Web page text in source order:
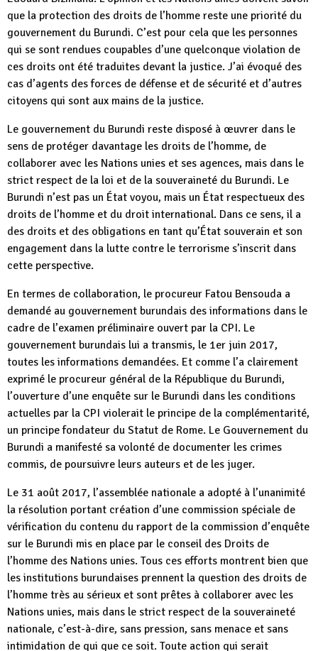
que la protection des droits de l’homme reste une priorité du
gouvernement du Burundi. C’est pour cela que les personnes
qui se sont rendues coupables d’une quelconque violation de
ces droits ont été traduites devant la justice. J’ai évoqué des
cas d’agents des forces de défense et de sécurité et d’autres
citoyens qui sont aux mains de la justice.
Le gouvernement du Burundi reste disposé à œuvrer dans le
sens de protéger davantage les droits de l’homme, de
collaborer avec les Nations unies et ses agences, mais dans le
strict respect de la loi et de la souveraineté du Burundi. Le
Burundi n’est pas un État voyou, mais un État respectueux des
droits de l’homme et du droit international. Dans ce sens, il a
des droits et des obligations en tant qu’État souverain et son
engagement dans la lutte contre le terrorisme s’inscrit dans
cette perspective.
En termes de collaboration, le procureur Fatou Bensouda a
demandé au gouvernement burundais des informations dans le
cadre de l’examen préliminaire ouvert par la CPI. Le
gouvernement burundais lui a transmis, le 1er juin 2017,
toutes les informations demandées. Et comme l’a clairement
exprimé le procureur général de la République du Burundi,
l’ouverture d’une enquête sur le Burundi dans les conditions
actuelles par la CPI violerait le principe de la complémentarité,
un principe fondateur du Statut de Rome. Le Gouvernement du
Burundi a manifesté sa volonté de documenter les crimes
commis, de poursuivre leurs auteurs et de les juger.
Le 31 août 2017, l’assemblée nationale a adopté à l’unanimité
la résolution portant création d’une commission spéciale de
vérification du contenu du rapport de la commission d’enquête
sur le Burundi mis en place par le conseil des Droits de
l’homme des Nations unies. Tous ces efforts montrent bien que
les institutions burundaises prennent la question des droits de
l’homme très au sérieux et sont prêtes à collaborer avec les
Nations unies, mais dans le strict respect de la souveraineté
nationale, c’est-à-dire, sans pression, sans menace et sans
intimidation de qui que ce soit. Toute action qui serait